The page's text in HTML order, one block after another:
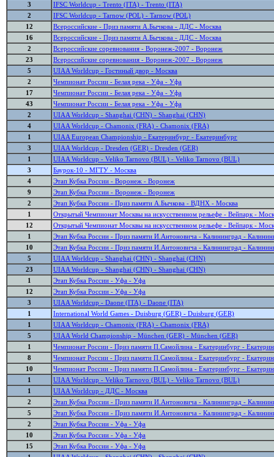
3
IFSC Worldcup - Trento (ITA) - Trento (ITA)
2
IFSC Worldcup - Tarnow (POL) - Tarnow (POL)
12
Всероссийские - Приз памяти А.Бычкова - ДДС - Москва
16
Всероссийские - Приз памяти А.Бычкова - ДДС - Москва
2
Всероссийские соревнования - Воронеж-2007 - Воронеж
23
Всероссийские соревнования - Воронеж-2007 - Воронеж
5
UIAA Worldcup - Гостиный двор - Москва
2
Чемпионат России - Белая река - Уфа - Уфа
17
Чемпионат России - Белая река - Уфа - Уфа
43
Чемпионат России - Белая река - Уфа - Уфа
2
UIAA Worldcup - Shanghai (CHN) - Shanghai (CHN)
4
UIAA Worldcup - Chamonix (FRA) - Chamonix (FRA)
1
UIAA European Championship - Екатеринбург - Екатеринбург
3
UIAA Worldcup - Dresden (GER) - Dresden (GER)
1
UIAA Worldcup - Veliko Tarnovo (BUL) - Veliko Tarnovo (BUL)
3
Баурок-10 - МГТУ - Москва
4
Этап Кубка России - Воронеж - Воронеж
9
Этап Кубка России - Воронеж - Воронеж
2
Этап Кубка России - Приз памяти А.Бычкова - ВДНХ - Москва
1
Открытый Чемпионат Москвы на искусственном рельефе - Вейпарк -
12
Открытый Чемпионат Москвы на искусственном рельефе - Вейпарк -
1
Этап Кубка России - Приз памяти И.Антоновича - Калининград -
10
Этап Кубка России - Приз памяти И.Антоновича - Калининград -
5
UIAA Worldcup - Shanghai (CHN) - Shanghai (CHN)
23
UIAA Worldcup - Shanghai (CHN) - Shanghai (CHN)
1
Этап Кубка России - Уфа - Уфа
12
Этап Кубка России - Уфа - Уфа
3
UIAA Worldcup - Daone (ITA) - Daone (ITA)
1
International World Games - Duisburg (GER) - Duisburg (GER)
1
UIAA Worldcup - Chamonix (FRA) - Chamonix (FRA)
5
UIAA World Championship - München (GER) - München (GER)
1
Чемпионат России - Приз памяти П.Самойлина - Екатеринбург -
8
Чемпионат России - Приз памяти П.Самойлина - Екатеринбург -
10
Чемпионат России - Приз памяти П.Самойлина - Екатеринбург -
1
UIAA Worldcup - Veliko Tarnovo (BUL) - Veliko Tarnovo (BUL)
1
UIAA Worldcup - ДДС - Москва
2
Этап Кубка России - Приз памяти И.Антоновича - Калининград -
5
Этап Кубка России - Приз памяти И.Антоновича - Калининград -
2
Этап Кубка России - Уфа - Уфа
10
Этап Кубка России - Уфа - Уфа
15
Этап Кубка России - Уфа - Уфа